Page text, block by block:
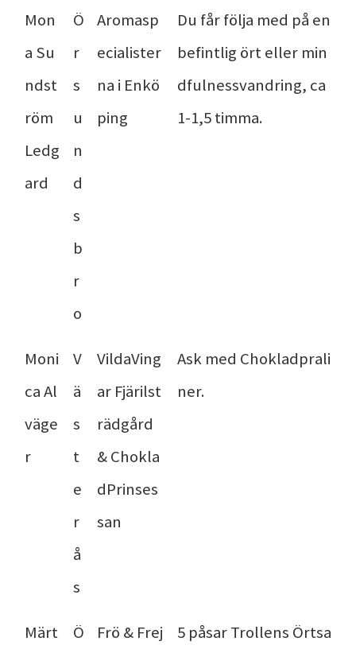
Mon
a Su
ndst
röm
Ledg
ard
Ö
r
s
u
n
d
s
b
r
o
Aromasp
ecialister
na i Enkö
ping
Du får följa med på en
befintlig ört eller min
dfulnessvandring, ca
1-1,5 timma.
Moni
ca Al
väge
r
V
ä
s
t
e
r
å
s
VildaVing
ar Fjärilst
rädgård
& Chokla
dPrinses
san
Ask med Chokladprali
ner.
Märt
Ö
Frö & Frej
5 påsar Trollens Örtsa